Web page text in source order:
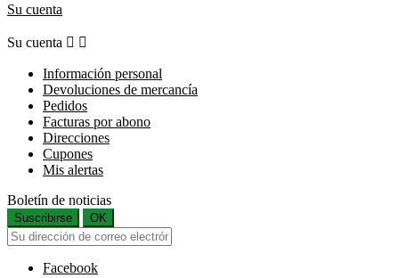
Su cuenta
Su cuenta  
Información personal
Devoluciones de mercancía
Pedidos
Facturas por abono
Direcciones
Cupones
Mis alertas
Boletín de noticias
Suscribirse OK
Facebook